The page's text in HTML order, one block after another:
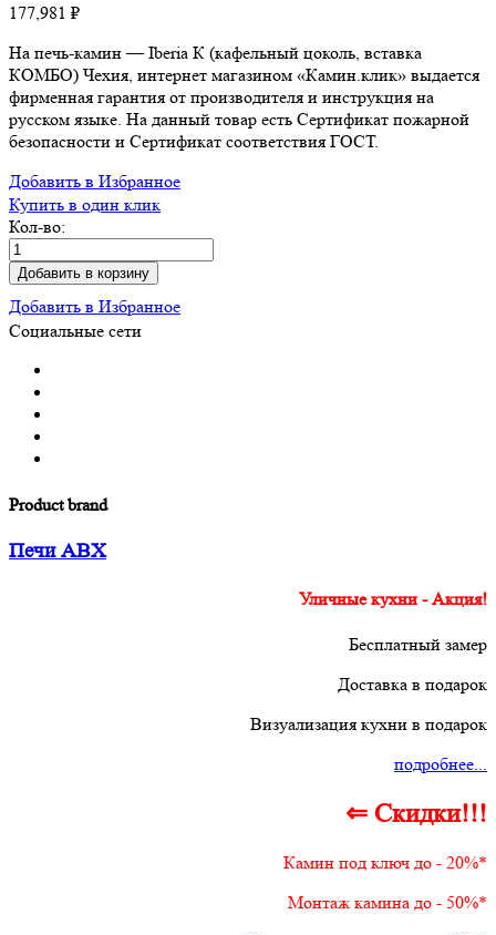
177,981 ₽
На печь-камин — Iberia К (кафельный цоколь, вставка
КОМБО) Чехия, интернет магазином «Камин.клик» выдается
фирменная гарантия от производителя и инструкция на
русском языке. На данный товар есть Сертификат пожарной
безопасности и Сертификат соответствия ГОСТ.
Добавить в Избранное
Купить в один клик
Кол-во:
Добавить в корзину
Добавить в Избранное
Социальные сети
Product brand
Печи ABX
Уличные кухни - Акция!
Бесплатный замер
Доставка в подарок
Визуализация кухни в подарок
подробнее...
⇐ Скидки!!!
Камин под ключ до - 20%*
Монтаж камина до - 50%*